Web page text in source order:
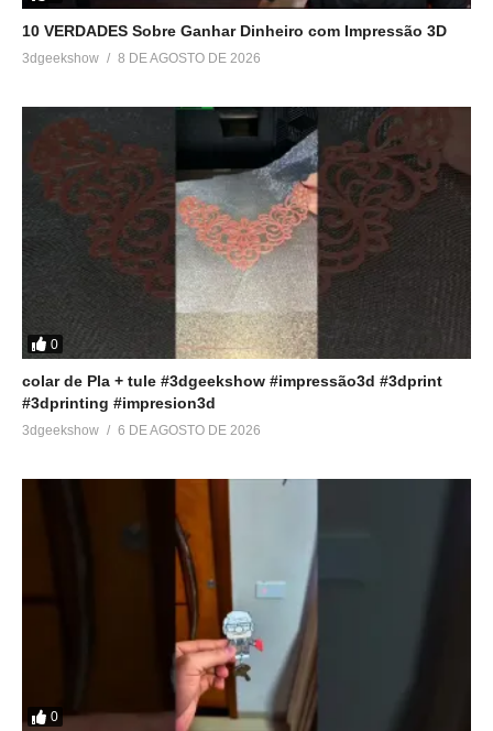
10 VERDADES Sobre Ganhar Dinheiro com Impressão 3D
3dgeekshow 8 DE AGOSTO DE 2026
0
colar de Pla + tule #3dgeekshow #impressão3d #3dprint
#3dprinting #impresion3d
3dgeekshow 6 DE AGOSTO DE 2026
0